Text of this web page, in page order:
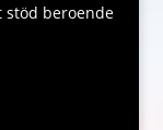
beroende